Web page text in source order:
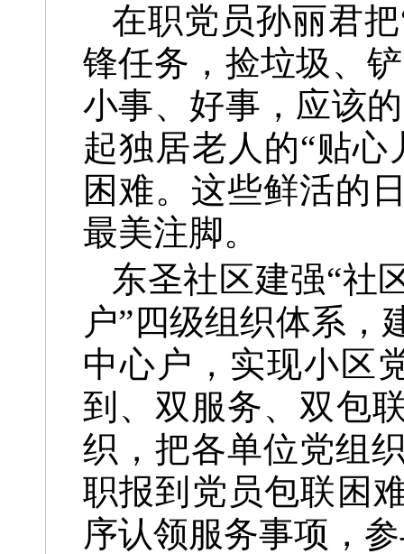
在职党员孙丽君
锋任务，捡垃圾、
小事、好事，应该
起独居老人的“贴
困难。这些鲜活的
最美注脚。
东圣社区建强“
户”四级组织体系，
中心户，实现小区
到、双服务、双包
织，把各单位党组
职报到党员包联困
序认领服务事项，